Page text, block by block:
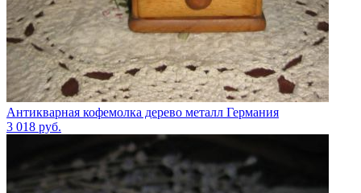
Антикварная кофемолка дерево металл Германия
3 018 руб.